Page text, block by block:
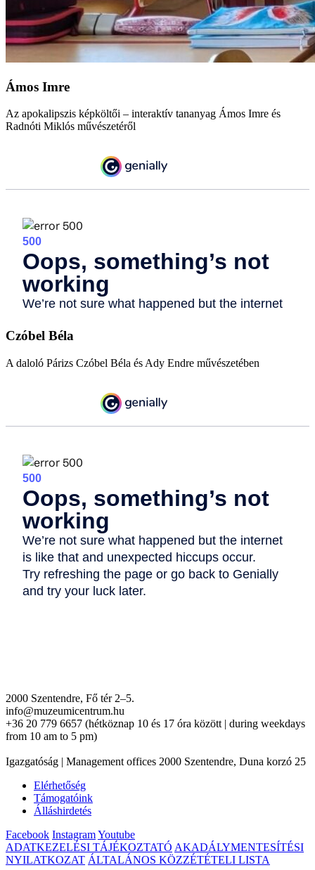
Ámos Imre
Az apokalipszis képköltői – interaktív tananyag Ámos Imre és
Radnóti Miklós művészetéről
Czóbel Béla
A daloló Párizs Czóbel Béla és Ady Endre művészetében
2000 Szentendre, Fő tér 2–5.
info@muzeumicentrum.hu
+36 20 779 6657 (hétköznap 10 és 17 óra között | during weekdays
from 10 am to 5 pm)
Igazgatóság | Management offices 2000 Szentendre, Duna korzó 25
Elérhetőség
Támogatóink
Álláshirdetés
Facebook InstagramYoutube
ADATKEZELÉSI TÁJÉKOZTATÓ AKADÁLYMENTESÍTÉSI
NYILATKOZAT ÁLTALÁNOS KÖZZÉTÉTELI LISTA